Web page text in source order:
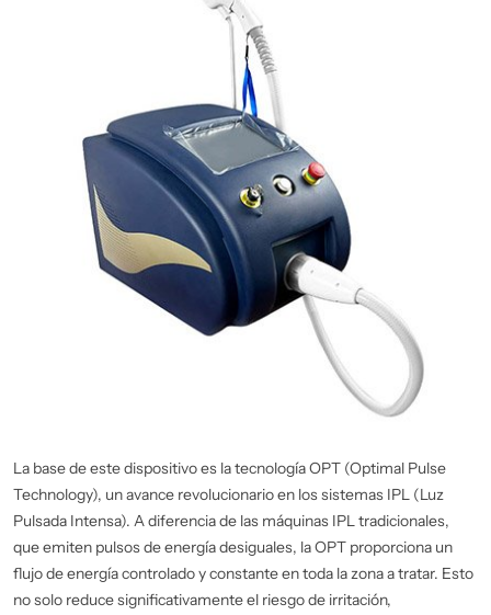
La base de este dispositivo es la tecnología OPT (Optimal Pulse
Technology), un avance revolucionario en los sistemas IPL (Luz
Pulsada Intensa). A diferencia de las máquinas IPL tradicionales,
que emiten pulsos de energía desiguales, la OPT proporciona un
flujo de energía controlado y constante en toda la zona a tratar. Esto
no solo reduce significativamente el riesgo de irritación,